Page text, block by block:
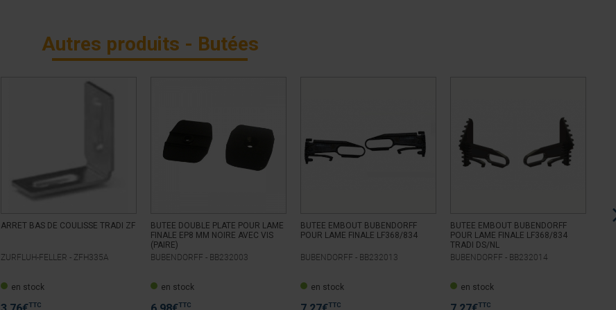
Autres produits - Butées
ARRET BAS DE COULISSE TRADI ZF
ZURFLUH-FELLER - ZFH335A
en stock
TTC
BUTEE DOUBLE PLATE POUR LAME
FINALE EP8 MM NOIRE AVEC VIS
(PAIRE)
BUBENDORFF - BB232003
en stock
TTC
BUTEE EMBOUT BUBENDORFF
POUR LAME FINALE LF368/834
BUBENDORFF - BB232013
en stock
TTC
BUTEE EMBOUT BUBENDORFF
POUR LAME FINALE LF368/834
TRADI DS/NL
BUBENDORFF - BB232014
en stock
TTC